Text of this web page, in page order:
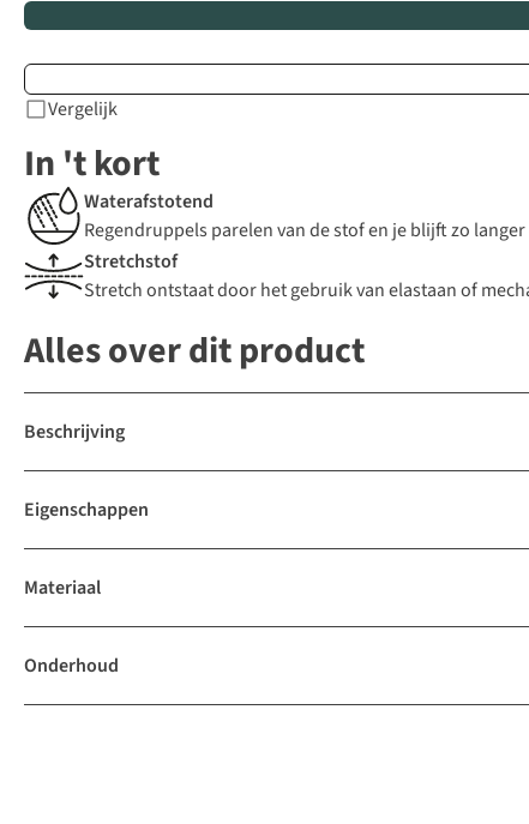
Vergelijk
In 't kort
Waterafstotend
Regendruppels parelen van de stof en je blijft zo
Stretchstof
Stretch ontstaat door het gebruik van elastaan of
Alles over dit product
Beschrijving
Eigenschappen
Materiaal
Onderhoud